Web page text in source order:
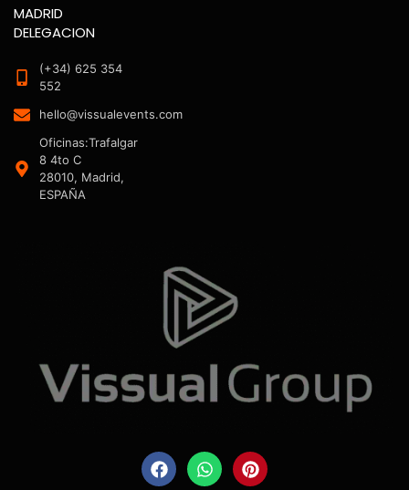
MADRID
DELEGACION
(+34) 625 354
552
hello@vissualevents.com
Oficinas:Trafalgar
8 4to C
28010, Madrid,
ESPAÑA